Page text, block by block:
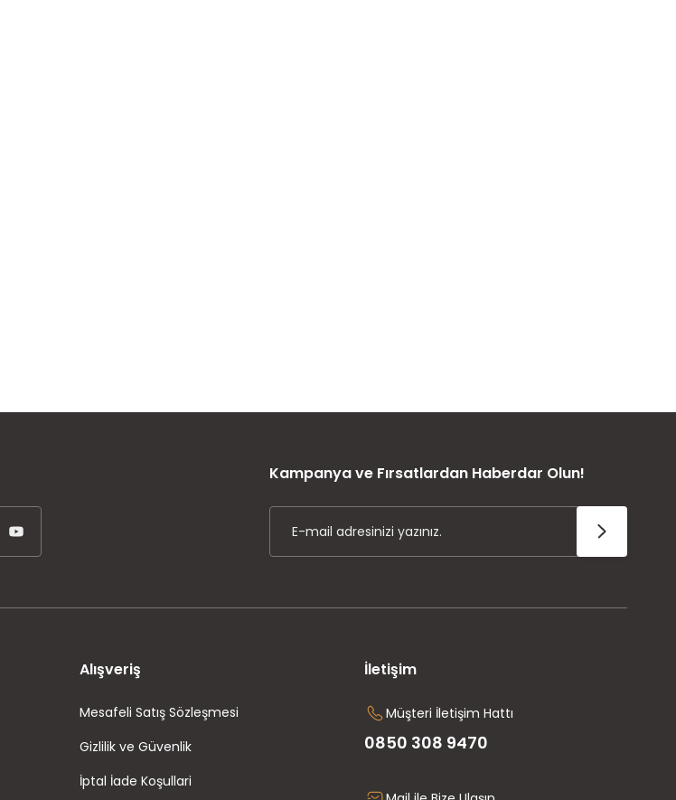
Kampanya ve Fırsatlardan Haberdar Olun!
Alışveriş
Mesafeli Satış Sözleşmesi
Gizlilik ve Güvenlik
İptal İade Koşullari
İletişim
Müşteri İletişim Hattı
0850 308 9470